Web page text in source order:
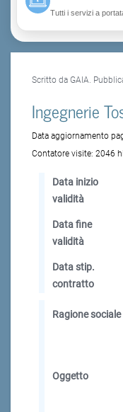
Tutti i servizi a
Scritto da GAIA.
Ingegnerie
Data aggiornamento
Contatore visite: 2046
Data inizio
validità
Data fine
validità
Data stip.
contratto
Ragione sociale
Oggetto